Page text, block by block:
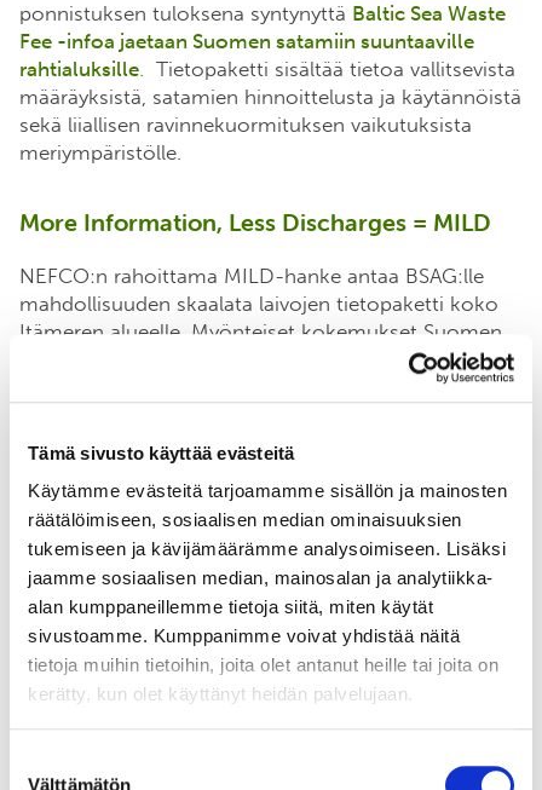
Tämä sivusto käyttää evästeitä
Käytämme evästeitä tarjoamamme sisällön ja mainosten
räätälöimiseen, sosiaalisen median ominaisuuksien
tukemiseen ja kävijämäärämme analysoimiseen. Lisäksi
jaamme sosiaalisen median, mainosalan ja analytiikka-
alan kumppaneillemme tietoja siitä, miten käytät
sivustoamme. Kumppanimme voivat yhdistää näitä
tietoja muihin tietoihin, joita olet antanut heille tai joita on
kerätty, kun olet käyttänyt heidän palvelujaan.
Välttämätön
ponnistuksen tuloksena syntynyttä Baltic Sea Waste
Fee -infoa jaetaan Suomen satamiin suuntaaville
rahtialuksille. Tietopaketti sisältää tietoa vallitsevista
määräyksistä, satamien hinnoittelusta ja käytännöistä
sekä liiallisen ravinnekuormituksen vaikutuksista
meriympäristölle.
More Information, Less Discharges = MILD
NEFCO:n rahoittama MILD-hanke antaa BSAG:lle
mahdollisuuden skaalata laivojen tietopaketti koko
Itämeren alueelle. Myönteiset kokemukset Suomen
pilottihankkeesta antavat hyvät mallin myös muihin
maihin. Hanke toteuttaa tiedotuskampanjan yhdessä
Tiedon lisääminen vähentää päästöjä Itämereen
(More Information, Less Discharges = MILD)
saavutetaan tiiviillä yhteistyöllä satamien,
laivameklareiden ja viranomaisten kanssa. BSAG
toimii yhteensaattajana ja koordinaattorina, jotta
tieto saavuttaa laivat.
”Baltic Sea Action Plan -rahasto on keskeinen
instrumentti HELCOM:in Itämeren suojelun
toimintaohjelman toteuttamiseksi. BSAP-rahastosta
avustuksia saavien hankkeiden odotetaan vaikuttavan